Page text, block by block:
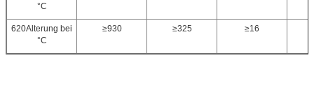
°C
620Alterung bei
°C
≥930 ≥325 ≥16